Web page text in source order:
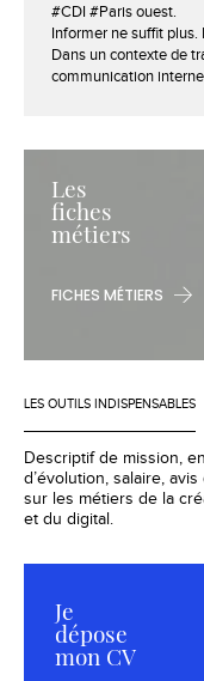
Extrait :
#CDI #Paris ouest.
Informer ne suffit
Dans un contexte de
communication
Les
fiches
métiers
FICHES MÉTIERS
LES OUTILS INDISPENSABLES
Descriptif de mission,
d’évolution, salaire,
sur les métiers de la
et du digital.
Je
dépose
mon CV